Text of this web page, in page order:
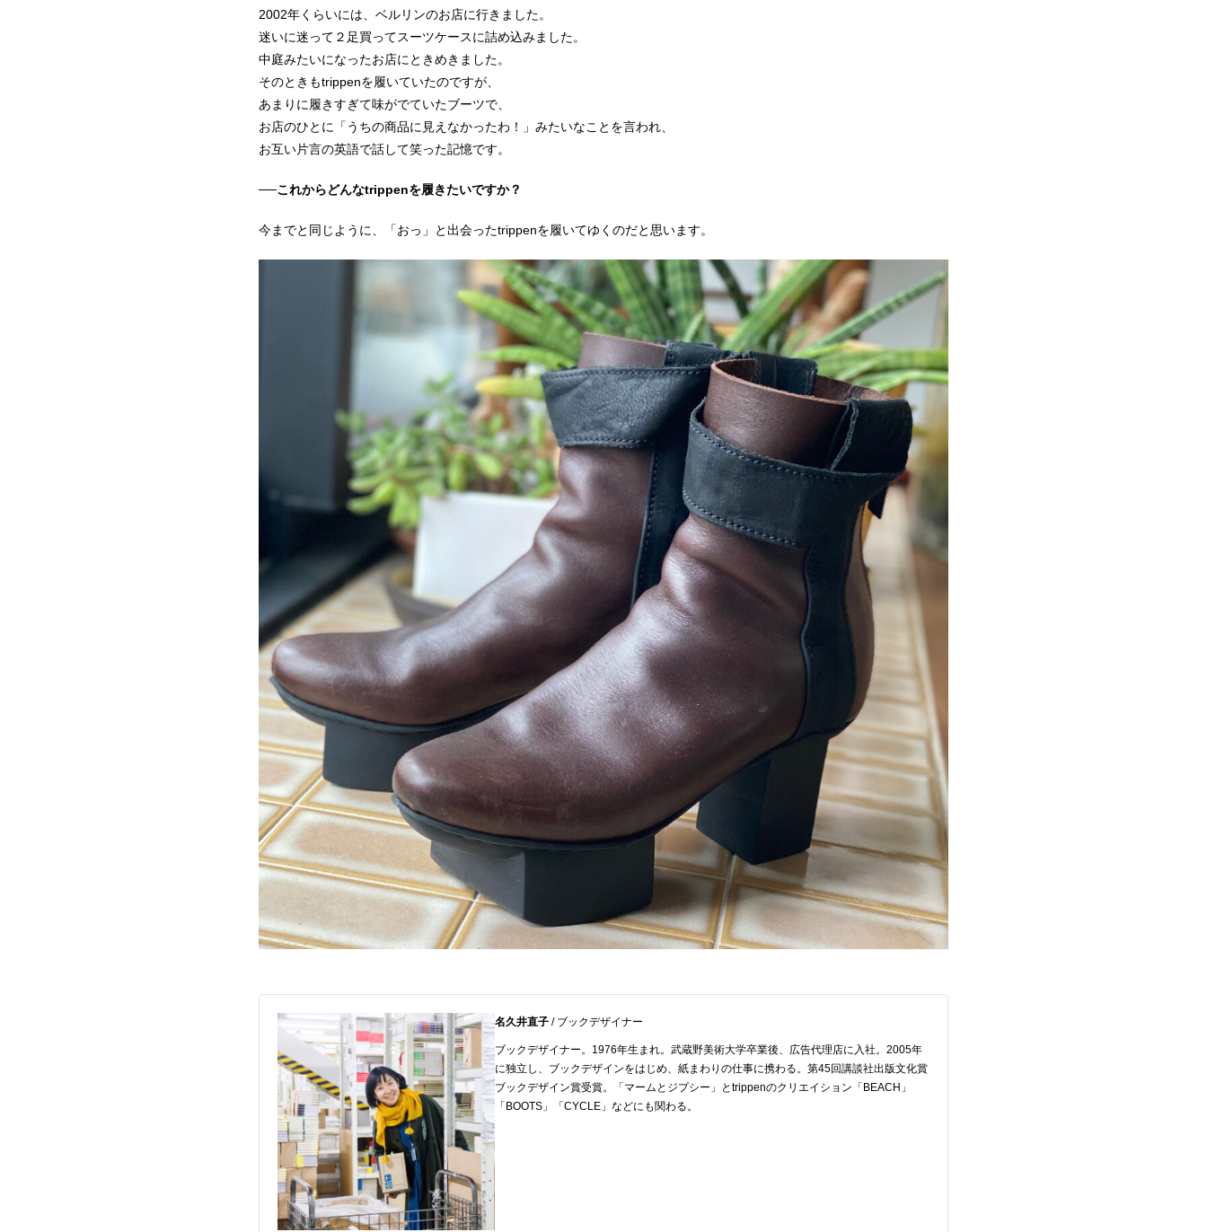
2002年くらいには、ベルリンのお店に行きました。
迷いに迷って２足買ってスーツケースに詰め込みました。
中庭みたいになったお店にときめきました。
そのときもtrippenを履いていたのですが、
あまりに履きすぎて味がでていたブーツで、
お店のひとに「うちの商品に見えなかったわ！」みたいなことを言われ、
お互い片言の英語で話して笑った記憶です。
──これからどんなtrippenを履きたいですか？
今までと同じように、「おっ」と出会ったtrippenを履いてゆくのだと思います。
名久井直子/ ブックデザイナー
ブックデザイナー。1976年生まれ。武蔵野美術大学卒業後、広告代理店に入社。2005年
に独立し、ブックデザインをはじめ、紙まわりの仕事に携わる。第45回講談社出版文化賞
ブックデザイン賞受賞。「マームとジプシー」とtrippenのクリエイション「BEACH」
「BOOTS」「CYCLE」などにも関わる。